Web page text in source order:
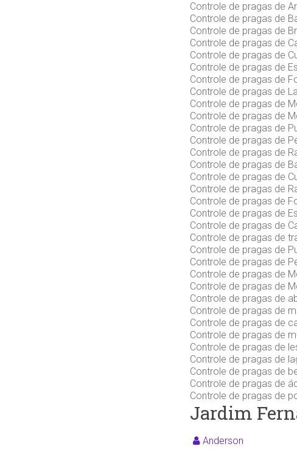
Controle de pragas de
Controle de pragas de
Controle de pragas de
Controle de pragas de
Controle de pragas de
Controle de pragas de
Controle de pragas de
Controle de pragas de
Controle de pragas de
Controle de pragas de
Controle de pragas de
Controle de pragas de
Controle de pragas de
Controle de pragas de
Controle de pragas de
Controle de pragas de
Controle de pragas de
Controle de pragas de
Controle de pragas de
Controle de pragas de
Controle de pragas de
Controle de pragas de
Controle de pragas de
Controle de pragas de
Controle de pragas de
Controle de pragas de
Controle de pragas de
Controle de pragas de
Controle de pragas de
Controle de pragas de
Controle de pragas de
Controle de pragas de
Controle de pragas de
Jardim
Anderson